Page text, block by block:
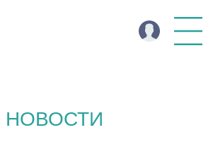
НОВОСТИ